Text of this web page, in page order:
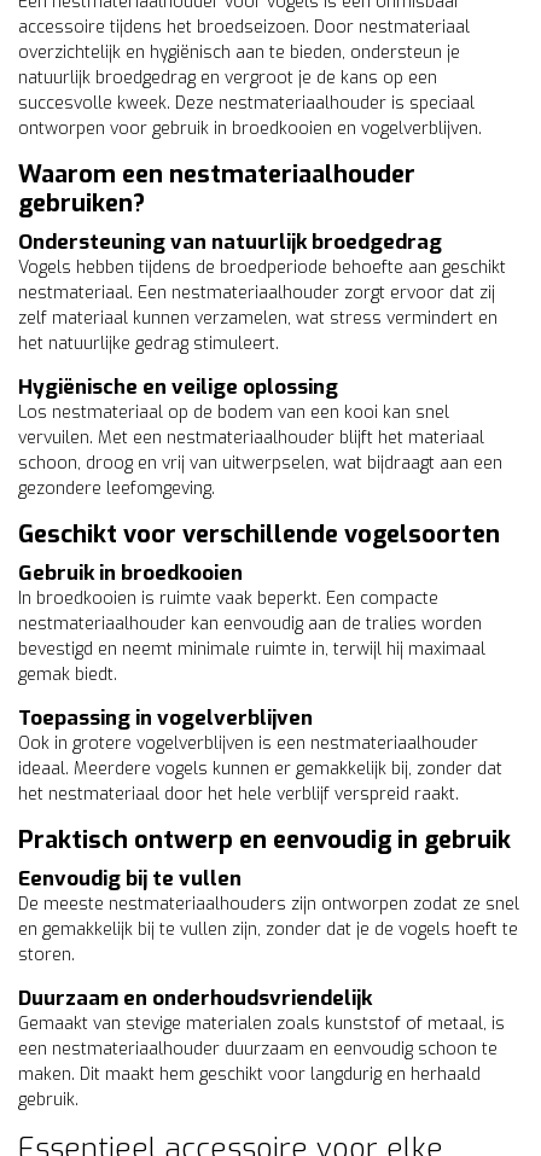
accessoire tijdens het broedseizoen. Door nestmateriaal
overzichtelijk en hygiënisch aan te bieden, ondersteun je
natuurlijk broedgedrag en vergroot je de kans op een
succesvolle kweek. Deze nestmateriaalhouder is speciaal
ontworpen voor gebruik in broedkooien en vogelverblijven.
Waarom een nestmateriaalhouder
gebruiken?
Ondersteuning van natuurlijk broedgedrag
Vogels hebben tijdens de broedperiode behoefte aan geschikt
nestmateriaal. Een nestmateriaalhouder zorgt ervoor dat zij
zelf materiaal kunnen verzamelen, wat stress vermindert en
het natuurlijke gedrag stimuleert.
Hygiënische en veilige oplossing
Los nestmateriaal op de bodem van een kooi kan snel
vervuilen. Met een nestmateriaalhouder blijft het materiaal
schoon, droog en vrij van uitwerpselen, wat bijdraagt aan een
gezondere leefomgeving.
Geschikt voor verschillende vogelsoorten
Gebruik in broedkooien
In broedkooien is ruimte vaak beperkt. Een compacte
nestmateriaalhouder kan eenvoudig aan de tralies worden
bevestigd en neemt minimale ruimte in, terwijl hij maximaal
gemak biedt.
Toepassing in vogelverblijven
Ook in grotere vogelverblijven is een nestmateriaalhouder
ideaal. Meerdere vogels kunnen er gemakkelijk bij, zonder dat
het nestmateriaal door het hele verblijf verspreid raakt.
Praktisch ontwerp en eenvoudig in gebruik
Eenvoudig bij te vullen
De meeste nestmateriaalhouders zijn ontworpen zodat ze snel
en gemakkelijk bij te vullen zijn, zonder dat je de vogels hoeft te
storen.
Duurzaam en onderhoudsvriendelijk
Gemaakt van stevige materialen zoals kunststof of metaal, is
een nestmateriaalhouder duurzaam en eenvoudig schoon te
maken. Dit maakt hem geschikt voor langdurig en herhaald
gebruik.